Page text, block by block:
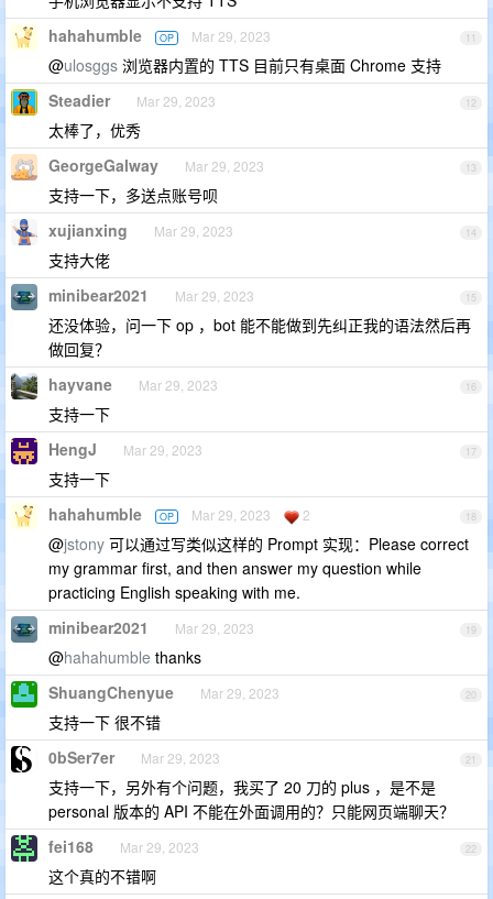
11
hahahumble OP Mar 29, 2023
@ulosggs 浏览器内置的 TTS 目前只有桌面 Chrome 支持
12
Steadier Mar 29, 2023
太棒了，优秀
13
GeorgeGalway Mar 29, 2023
支持一下，多送点账号呗
14
xujianxing Mar 29, 2023
支持大佬
15
minibear2021 Mar 29, 2023
还没体验，问一下 op ，bot 能不能做到先纠正我的语法然后再
做回复？
16
hayvane Mar 29, 2023
支持一下
17
HengJ Mar 29, 2023
支持一下
18
hahahumble OP Mar 29, 2023 2
@jstony 可以通过写类似这样的 Prompt 实现：Please correct
my grammar first, and then answer my question while
practicing English speaking with me.
19
minibear2021 Mar 29, 2023
@hahahumble thanks
20
ShuangChenyue Mar 29, 2023
支持一下 很不错
21
0bSer7er Mar 29, 2023
支持一下，另外有个问题，我买了 20 刀的 plus ，是不是
personal 版本的 API 不能在外面调用的？只能网页端聊天？
22
fei168 Mar 29, 2023
这个真的不错啊